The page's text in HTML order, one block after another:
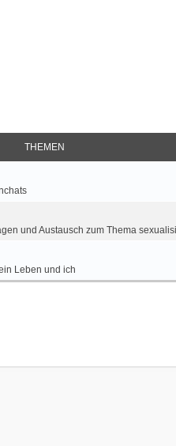
THEMEN
und Austausch zum Thema
Leben und ich